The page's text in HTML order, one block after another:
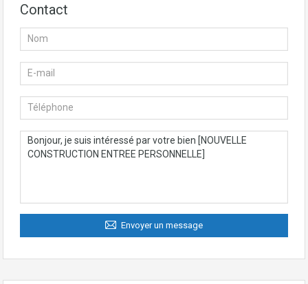
Contact
Envoyer un message